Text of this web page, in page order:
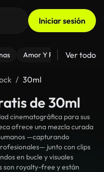
Iniciar sesión
Amor Y Relaciones
Ver todo
30ml
de 30ml
cinematográfica para sus
ofrece una mezcla curada
—capturando
junto con clips
en bucle y visuales
son royalty-free y están